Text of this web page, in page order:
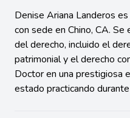
Denise Ariana Landeros
con sede en Chino, CA. Se
del derecho, incluido el
patrimonial y el derecho
Doctor en una prestigiosa
estado practicando